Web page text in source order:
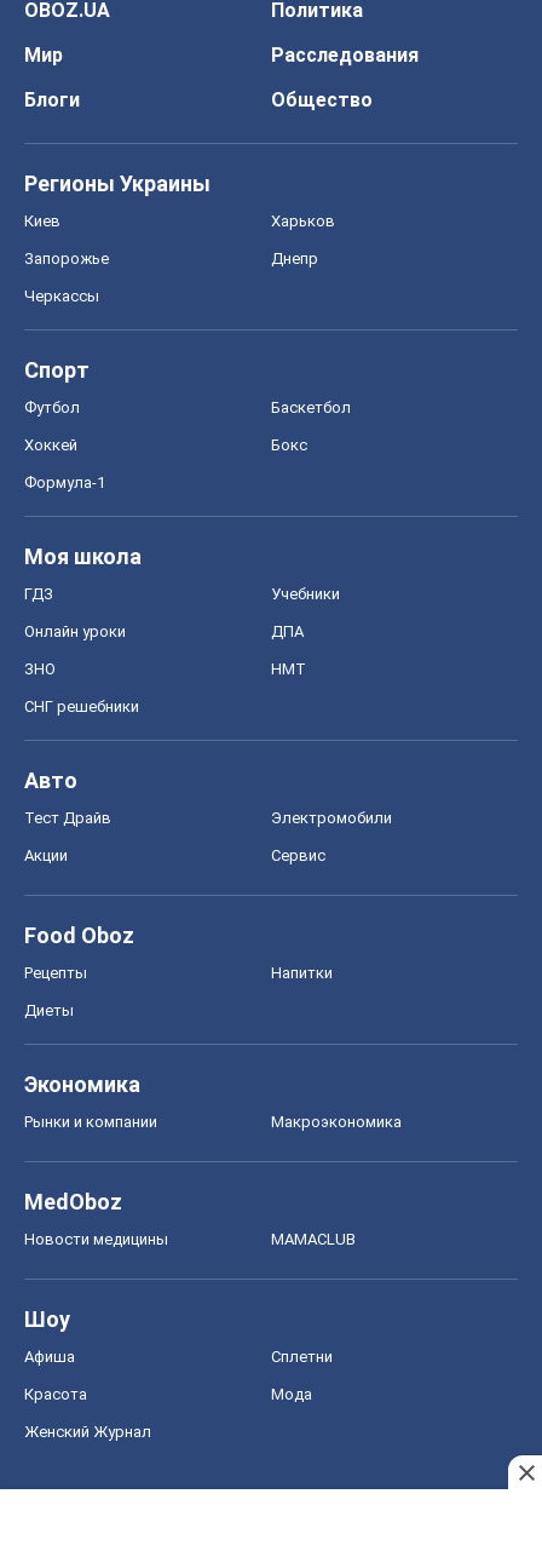
OBOZ.UA
Политика
Мир
Расследования
Блоги
Общество
Регионы Украины
Киев Харьков
Запорожье Днепр
Черкассы
Спорт
Футбол Баскетбол
Хоккей Бокс
Формула-1
Моя школа
ГДЗ Учебники
Онлайн уроки ДПА
ЗНО НМТ
СНГ решебники
Авто
Тест Драйв Электромобили
Акции Сервис
Food Oboz
Рецепты Напитки
Диеты
Экономика
Рынки и компании Mакроэкономика
MedOboz
Новости медицины MAMACLUB
Шоу
Афиша Сплетни
Красота Мода
Женский Журнал